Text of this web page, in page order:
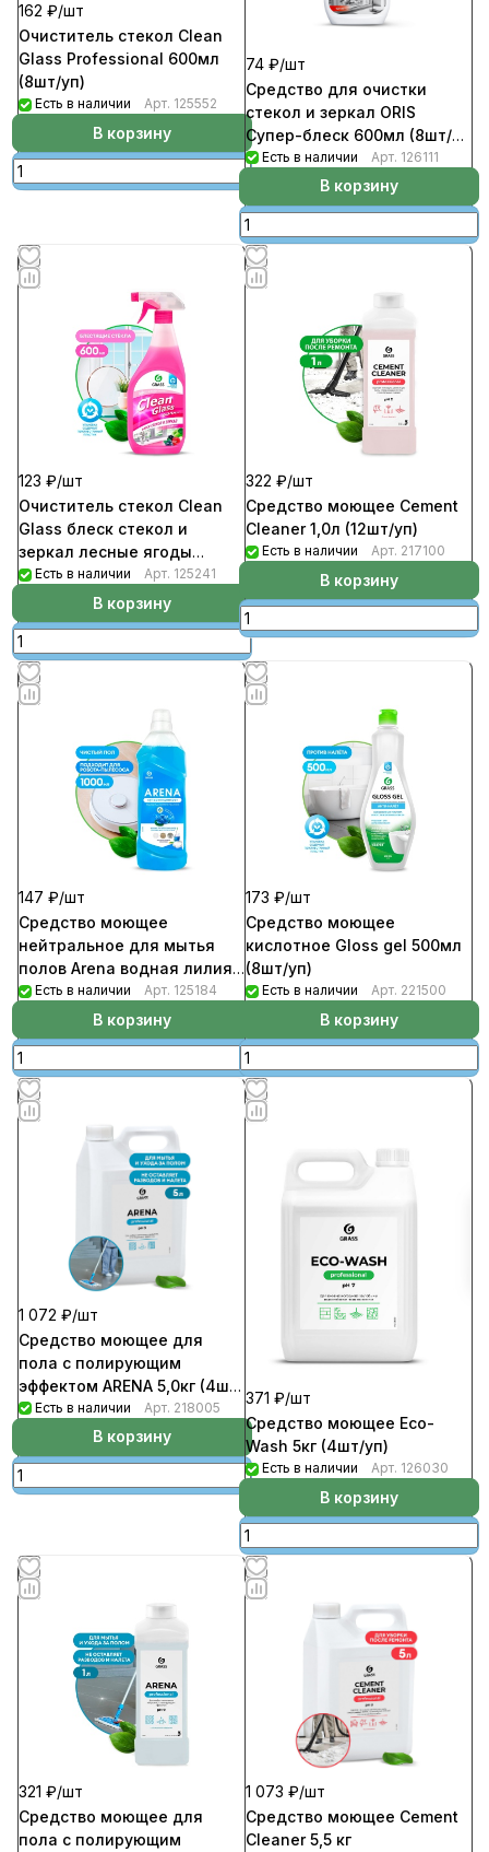
162 ₽/шт
Очиститель стекол Clean
Glass Professional 600мл
(8шт/уп)
Есть в наличии Арт. 125552
В корзину
74 ₽/шт
Средство для очистки
стекол и зеркал ORIS
Супер-блеск 600мл (8шт/
уп)Есть в наличии Арт. 126111
В корзину
123 ₽/шт
Очиститель стекол Clean
Glass блеск стекол и
зеркал лесные ягоды
600мл (8шт/уп)
Есть в наличии Арт. 125241
В корзину
322 ₽/шт
Средство моющее Cement
Cleaner 1,0л (12шт/уп)
Есть в наличии Арт. 217100
В корзину
147 ₽/шт
Средство моющее
нейтральное для мытья
полов Arena водная лилия
1,0л (12шт/уп)
Есть в наличии Арт. 125184
В корзину
173 ₽/шт
Средство моющее
кислотное Gloss gel 500мл
(8шт/уп)
Есть в наличии Арт. 221500
В корзину
1 072 ₽/шт
Средство моющее для
пола c полирующим
эффектом ARENA 5,0кг (4шт/
уп)Есть в наличии Арт. 218005
В корзину
371 ₽/шт
Средство моющее Eco-
Wash 5кг (4шт/уп)
Есть в наличии Арт. 126030
В корзину
321 ₽/шт
Средство моющее для
пола c полирующим
1 073 ₽/шт
Средство моющее Cement
Cleaner 5,5 кг